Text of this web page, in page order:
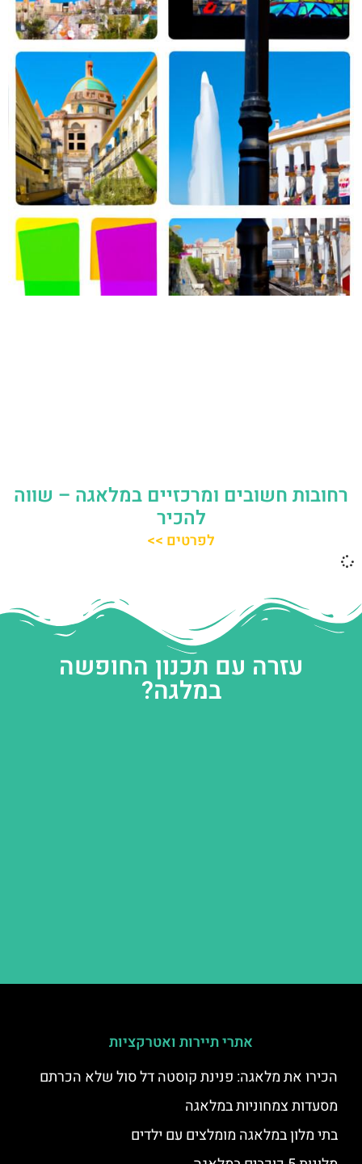
רחובות חשובים ומרכזיים במלאגה – שווה
להכיר
לפרטים >>
עזרה עם תכנון החופשה
במלגה?
אתרי תיירות ואטרקציות
הכירו את מלאגה: פנינת קוסטה דל סול שלא הכרתם
מסעדות צמחוניות במלאגה
בתי מלון במלאגה מומלצים עם ילדים